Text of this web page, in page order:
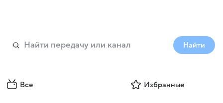
Найти
Все Избранные